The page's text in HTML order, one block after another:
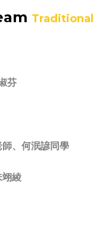
Traditional
芬
、何泯諺同學
翊綾